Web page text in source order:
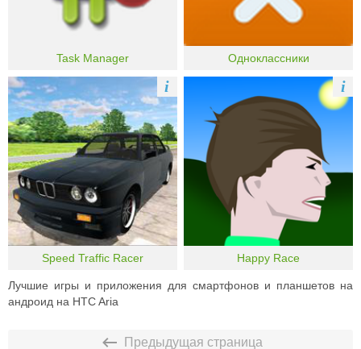
Task Manager Одноклассники
Speed Traffic Racer
i
Happy Race
i
Лучшие игры и приложения для смартфонов и планшетов на
андроид на HTC Aria
Предыдущая страница